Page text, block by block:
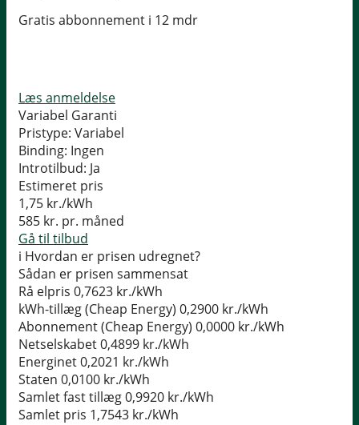
Gratis abbonnement i 12 mdr
Læs anmeldelse
Variabel Garanti
Pristype: Variabel
Binding: Ingen
Introtilbud: Ja
Estimeret pris
1,75 kr./kWh
585 kr. pr. måned
Gå til tilbud
i Hvordan er prisen udregnet?
Sådan er prisen sammensat
Rå elpris 0,7623 kr./kWh
kWh-tillæg (Cheap Energy) 0,2900 kr./kWh
Abonnement (Cheap Energy) 0,0000 kr./kWh
Netselskabet0,4899 kr./kWh
Energinet0,2021 kr./kWh
Staten 0,0100 kr./kWh
Samlet fast tillæg0,9920 kr./kWh
Samlet pris 1,7543 kr./kWh